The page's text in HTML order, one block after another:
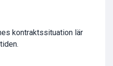
kontraktssituation lär